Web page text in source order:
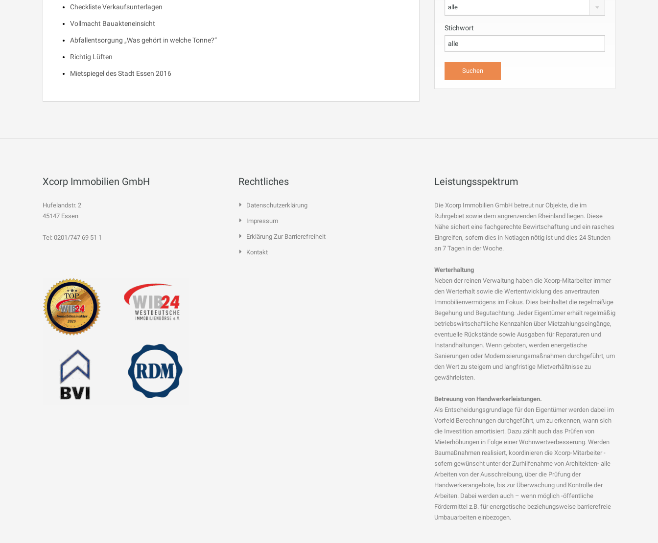
Checkliste Verkaufsunterlagen
Vollmacht Bauakteneinsicht
Abfallentsorgung „Was gehört in welche Tonne?“
Richtig Lüften
Mietspiegel des Stadt Essen 2016
alle
Stichwort
Xcorp Immobilien GmbH
Hufelandstr. 2
45147 Essen
Tel: 0201/747 69 51 1
Rechtliches
Datenschutzerklärung
Impressum
Erklärung Zur Barrierefreiheit
Kontakt
Leistungsspektrum
Die Xcorp Immobilien GmbH betreut nur Objekte, die im
Ruhrgebiet sowie dem angrenzenden Rheinland liegen. Diese
Nähe sichert eine fachgerechte Bewirtschaftung und ein rasches
Eingreifen, sofern dies in Notlagen nötig ist und dies 24 Stunden
an 7 Tagen in der Woche.
Werterhaltung
Neben der reinen Verwaltung haben die Xcorp-Mitarbeiter immer
den Werterhalt sowie die Wertentwicklung des anvertrauten
Immobilienvermögens im Fokus. Dies beinhaltet die regelmäßige
Begehung und Begutachtung. Jeder Eigentümer erhält regelmäßig
betriebswirtschaftliche Kennzahlen über Mietzahlungseingänge,
eventuelle Rückstände sowie Ausgaben für Reparaturen und
Instandhaltungen. Wenn geboten, werden energetische
Sanierungen oder Modernisierungsmaßnahmen durchgeführt, um
den Wert zu steigern und langfristige Mietverhältnisse zu
gewährleisten.
Betreuung von Handwerkerleistungen.
Als Entscheidungsgrundlage für den Eigentümer werden dabei im
Vorfeld Berechnungen durchgeführt, um zu erkennen, wann sich
die Investition amortisiert. Dazu zählt auch das Prüfen von
Mieterhöhungen in Folge einer Wohnwertverbesserung. Werden
Baumaßnahmen realisiert, koordinieren die Xcorp-Mitarbeiter -
sofern gewünscht unter der Zurhilfenahme von Architekten- alle
Arbeiten von der Ausschreibung, über die Prüfung der
Handwerkerangebote, bis zur Überwachung und Kontrolle der
Arbeiten. Dabei werden auch – wenn möglich -öffentliche
Fördermittel z.B. für energetische beziehungsweise barrierefreie
Umbauarbeiten einbezogen.